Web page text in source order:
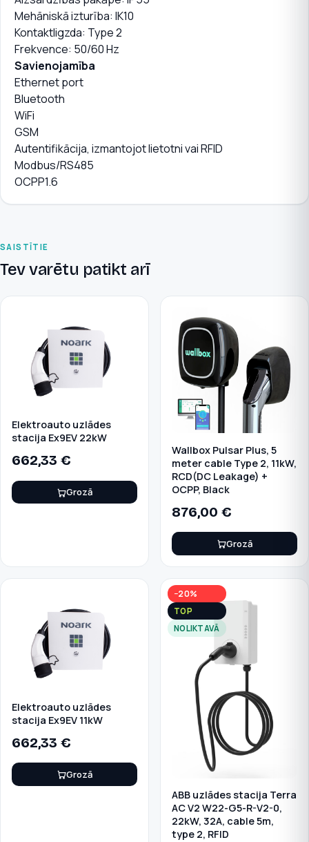
Mehāniskā izturība: IK10
Kontaktligzda: Type 2
Frekvence: 50/60 Hz
Savienojamība
Ethernet port
Bluetooth
WiFi
GSM
Autentifikācija, izmantojot lietotni vai RFID
Modbus/RS485
OCPP1.6
SAISTĪTIE
Tev varētu patikt arī
Elektroauto uzlādes
stacija Ex9EV 22kW
662,33 €
Grozā
Wallbox Pulsar Plus, 5
meter cable Type 2, 11kW,
RCD(DC Leakage) +
OCPP, Black
876,00 €
Grozā
Elektroauto uzlādes
stacija Ex9EV 11kW
662,33 €
Grozā
−20%
TOP
NOLIKTAVĀ
ABB uzlādes stacija Terra
AC V2 W22-G5-R-V2-0,
22kW, 32A, cable 5m,
type 2, RFID